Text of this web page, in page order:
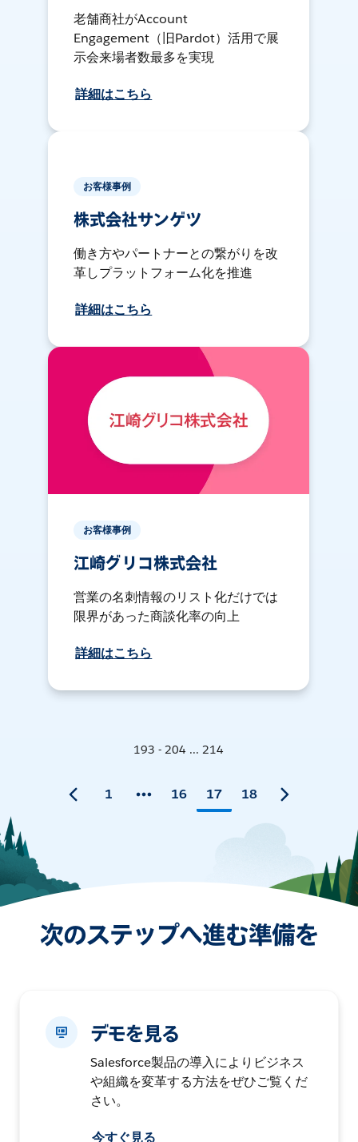
老舗商社がAccount
Engagement（旧Pardot）活用で展
示会来場者数最多を実現
詳細はこちら
お客様事例
株式会社サンゲツ
働き方やパートナーとの繋がりを改
革しプラットフォーム化を推進
詳細はこちら
お客様事例
江崎グリコ株式会社
営業の名刺情報のリスト化だけでは
限界があった商談化率の向上
詳細はこちら
193 - 204 ... 214
1 16 17 18
次のステップへ進む準備を
デモを見る
Salesforce製品の導入によりビジネス
や組織を変革する方法をぜひご覧くだ
さい。
今すぐ見る